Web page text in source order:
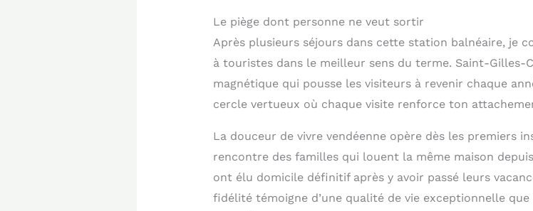
Le piège dont personne ne veut sortir
Après plusieurs séjours dans cette station balnéaire, je
à touristes dans le meilleur sens du terme. Saint-Gilles-
magnétique qui pousse les visiteurs à revenir chaque
cercle vertueux où chaque visite renforce ton
La douceur de vivre vendéenne opère dès les premiers
rencontre des familles qui louent la même maison
ont élu domicile définitif après y avoir passé leurs
fidélité témoigne d’une qualité de vie exceptionnelle